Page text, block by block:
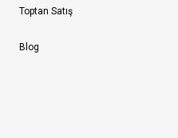
Toptan Satış
Blog